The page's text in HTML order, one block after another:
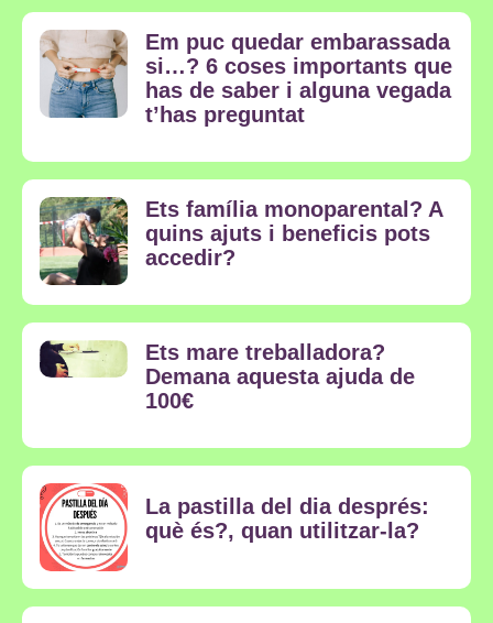
Em puc quedar embarassada
si…? 6 coses importants que
has de saber i alguna vegada
t’has preguntat
Ets família monoparental? A
quins ajuts i beneficis pots
accedir?
Ets mare treballadora?
Demana aquesta ajuda de
100€
La pastilla del dia després:
què és?, quan utilitzar-la?